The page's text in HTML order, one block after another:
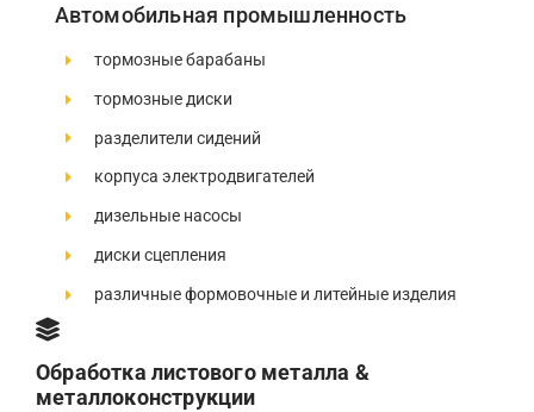
Автомобильная промышленность
тормозные барабаны
тормозные диски
разделители сидений
корпуса электродвигателей
дизельные насосы
диски сцепления
различные формовочные и литейные изделия
Обработка листового металла &
металлоконструкции